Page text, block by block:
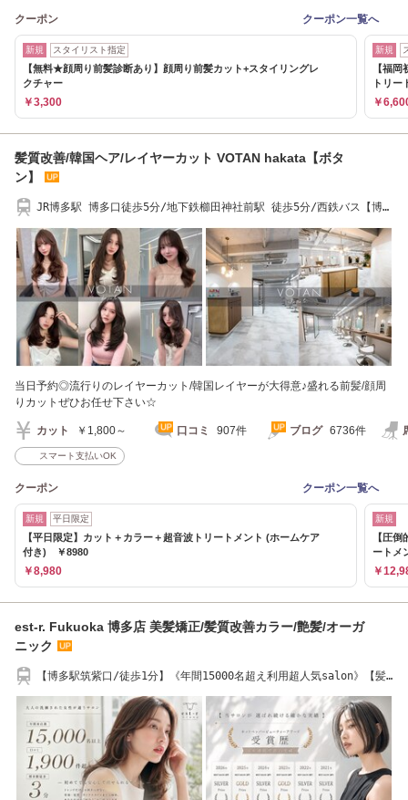
クーポン クーポン一覧へ
新規 スタイリスト指定
【無料★顔周り前髪診断あり】顔周り前髪カット+スタイリングレ
クチャー
￥3,300
新規
【福
トリー
￥
髪質改善/韓国ヘア/レイヤーカット VOTAN hakata【ボタ
ン】
JR博多駅 博多口徒歩5分/地下鉄櫛田神社前駅 徒歩5分/西鉄バス【博多
当日予約◎流行りのレイヤーカット/韓国レイヤーが大得意♪盛れる前髪/顔周
りカットぜひお任せ下さい☆
カット ￥1,800～ 口コミ 907件 ブログ 6736件
スマート支払いOK
クーポン クーポン一覧へ
新規 平日限定
【平日限定】カット＋カラー＋超音波トリートメント (ホームケア
付き) ￥8980
￥8,980
新規
【圧
ートメ
￥
est-r. Fukuoka 博多店 美髪矯正/髪質改善カラー/艶髪/オーガ
ニック
【博多駅筑紫口/徒歩1分】《年間15000名超え利用超人気salon》【髪